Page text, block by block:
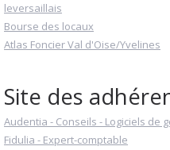
leversaillais
Bourse des locaux
Atlas Foncier Val d'Oise/Yvelines
Site des
Audentia - Conseils - Logiciels de
Fidulia - Expert-comptable